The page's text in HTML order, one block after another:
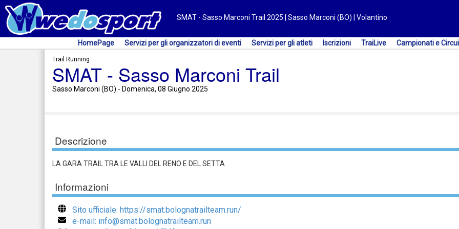
SMAT - Sasso Marconi Trail 2025 | Sasso Marconi (BO) | Volantino
HomePage Servizi per gli organizzatori di eventi Servizi per gli atleti Iscrizioni TraiLive Campionati e
Trail Running
SMAT - Sasso Marconi Trail
Sasso Marconi (BO) - Domenica, 08 Giugno 2025
Descrizione
LA GARA TRAIL TRA LE VALLI DEL RENO E DEL SETTA
Informazioni
Sito ufficiale: https://smat.bolognatrailteam.run/
e-mail: info@smat.bolognatrailteam.run